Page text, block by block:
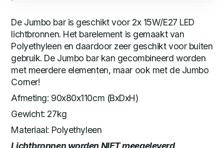
De Jumbo bar is geschikt voor 2x 15W/E27 LED
lichtbronnen. Het barelement is gemaakt van
Polyethyleen en daardoor zeer geschikt voor buiten
gebruik. De Jumbo bar kan gecombineerd worden
met meerdere elementen, maar ook met de Jumbo
Corner!
Afmeting: 90x80x110cm (BxDxH)
Gewicht: 27kg
Materiaal: Polyethyleen
Lichtbronnen worden NIET meegeleverd